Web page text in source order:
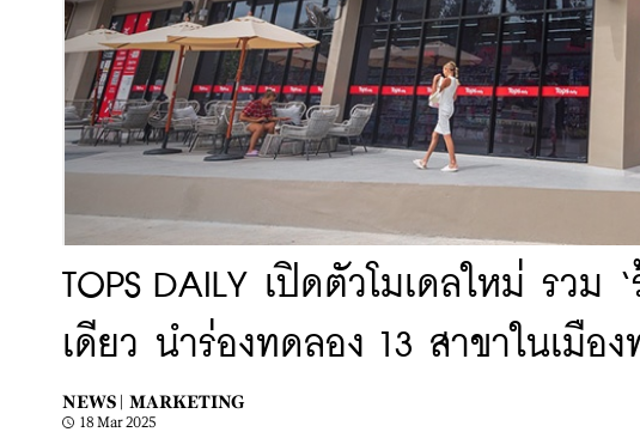
TOPS DAILY เปิดตัวโมเดลใหม่ รวม
เดียว นำร่องทดลอง 13 สาขาในเมือง
NEWS | MARKETING
18 Mar 2025